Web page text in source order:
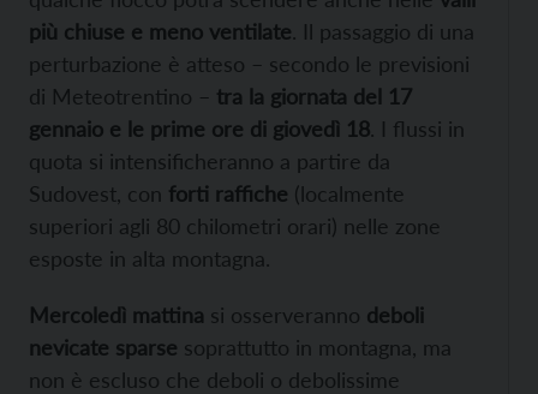
più chiuse e meno ventilate. Il passaggio di una
perturbazione è atteso – secondo le previsioni
di Meteotrentino – tra la giornata del 17
gennaio e le prime ore di giovedì 18. I flussi in
quota si intensificheranno a partire da
Sudovest, con forti raffiche (localmente
superiori agli 80 chilometri orari) nelle zone
esposte in alta montagna.
Mercoledì mattina si osserveranno deboli
nevicate sparse soprattutto in montagna, ma
non è escluso che deboli o debolissime